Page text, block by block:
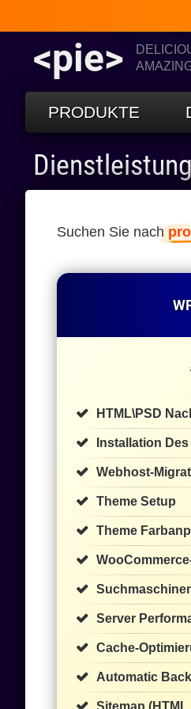
<pie>
PRODUKTE
Suchen Sie nach
HTML\PSD
Installation
Webhost-
Theme Setup
Theme
Server
Cache-
Automatic
Sitemap (HTML